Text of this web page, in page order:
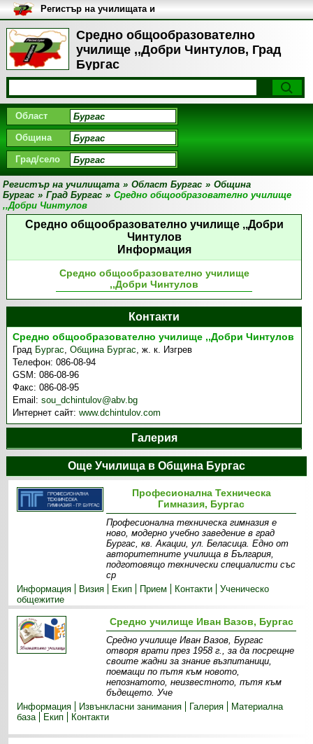
Средно общообразователно
училище ,,Добри Чинтулов, Град
Бургас
Регистър на училищата и
университетите в България
Област
Община
Град/село
Регистър на училищата » Област Бургас » Община
Бургас » Град Бургас » Средно общообразователно училище
,,Добри Чинтулов
Средно общообразователно училище ,,Добри
Чинтулов
Информация
Средно общообразователно училище
,,Добри Чинтулов
Контакти
Средно общообразователно училище ,,Добри Чинтулов
Град Бургас,Община Бургас,ж. к. Изгрев
Телефон:086-08-94
GSM:086-08-96
Факс:086-08-95
Email:sou_dchintulov@abv.bg
Интернет сайт:www.dchintulov.com
Галерия
Още Училища в Община Бургас
Професионална Техническа
Гимназия, Бургас
Професионална техническа гимназия е
ново, модерно учебно заведение в град
Бургас, кв. Акации, ул. Беласица. Едно от
авторитетните училища в България,
подготовящо технически специалисти със
ср
Информация
Визия Екип Прием Контакти
Ученическо
общежитие
Средно училище Иван Вазов, Бургас
Средно училище Иван Вазов, Бургас
отворя врати през 1958 г., за да посрещне
своите жадни за знание възпитаници,
поемащи по пътя към новото,
непознатото, неизвестното, пътя към
бъдещето. Уче
Информация
Извънкласни зaнимания Галерия
Материална
база
Екип Контакти